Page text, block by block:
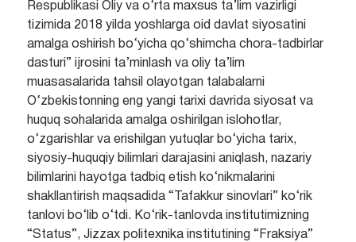
Respublikasi Oliy va o‘rta maxsus ta’lim vazirligi
tizimida 2018 yilda yoshlarga oid davlat siyosatini
amalga oshirish bo‘yicha qo‘shimcha chora-tadbirlar
dasturi” ijrosini ta’minlash va oliy ta’lim
muasasalarida tahsil olayotgan talabalarni
O‘zbekistonning eng yangi tarixi davrida siyosat va
huquq sohalarida amalga oshirilgan islohotlar,
o‘zgarishlar va erishilgan yutuqlar bo‘yicha tarix,
siyosiy-huquqiy bilimlari darajasini aniqlash, nazariy
bilimlarini hayotga tadbiq etish ko‘nikmalarini
shakllantirish maqsadida “Tafakkur sinovlari” ko‘rik
tanlovi bo‘lib o‘tdi. Ko‘rik-tanlovda institutimizning
“Status”, Jizzax politexnika institutining “Fraksiya”